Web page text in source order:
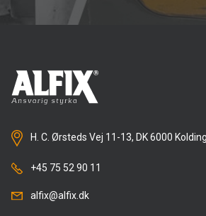
H. C. Ørsteds Vej 11-13, DK 6000
+45 75 52 90 11
alfix@alfix.dk